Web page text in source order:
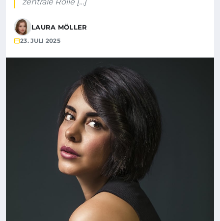
LAURA MÖLLER
23. JULI 2025